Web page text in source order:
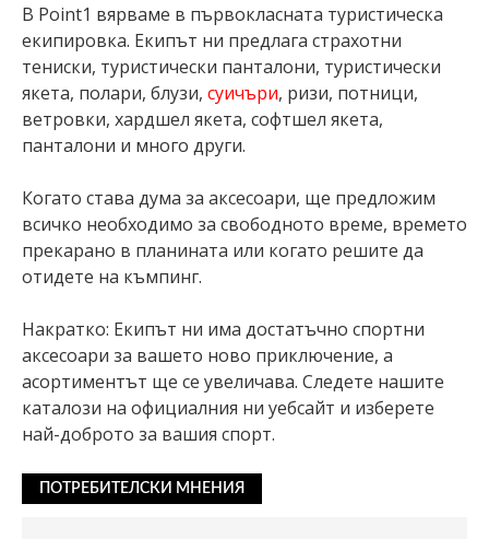
В Point1 вярваме в първокласната туристическа
екипировка. Екипът ни предлага страхотни
тениски, туристически панталони, туристически
якета, полари, блузи, суичъри, ризи, потници,
ветровки, хардшел якета, софтшел якета,
панталони и много други.
Когато става дума за аксесоари, ще предложим
всичко необходимо за свободното време, времето
прекарано в планината или когато решите да
отидете на къмпинг.
Накратко: Екипът ни има достатъчно спортни
аксесоари за вашето ново приключение, а
асортиментът ще се увеличава. Следете нашите
каталози на официалния ни уебсайт и изберете
най-доброто за вашия спорт.
ПОТРЕБИТЕЛСКИ МНЕНИЯ